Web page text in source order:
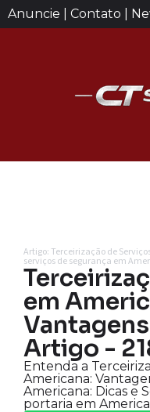
Anuncie | Contato |
Artigo: Terceirização de
serviços de segurança em
em
Artigo -
Entenda a
Americana:
Americana: Dicas e
portaria em